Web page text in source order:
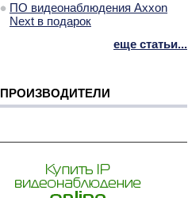
ПО видеонаблюдения Axxon
Next в подарок
еще статьи...
ПРОИЗВОДИТЕЛИ